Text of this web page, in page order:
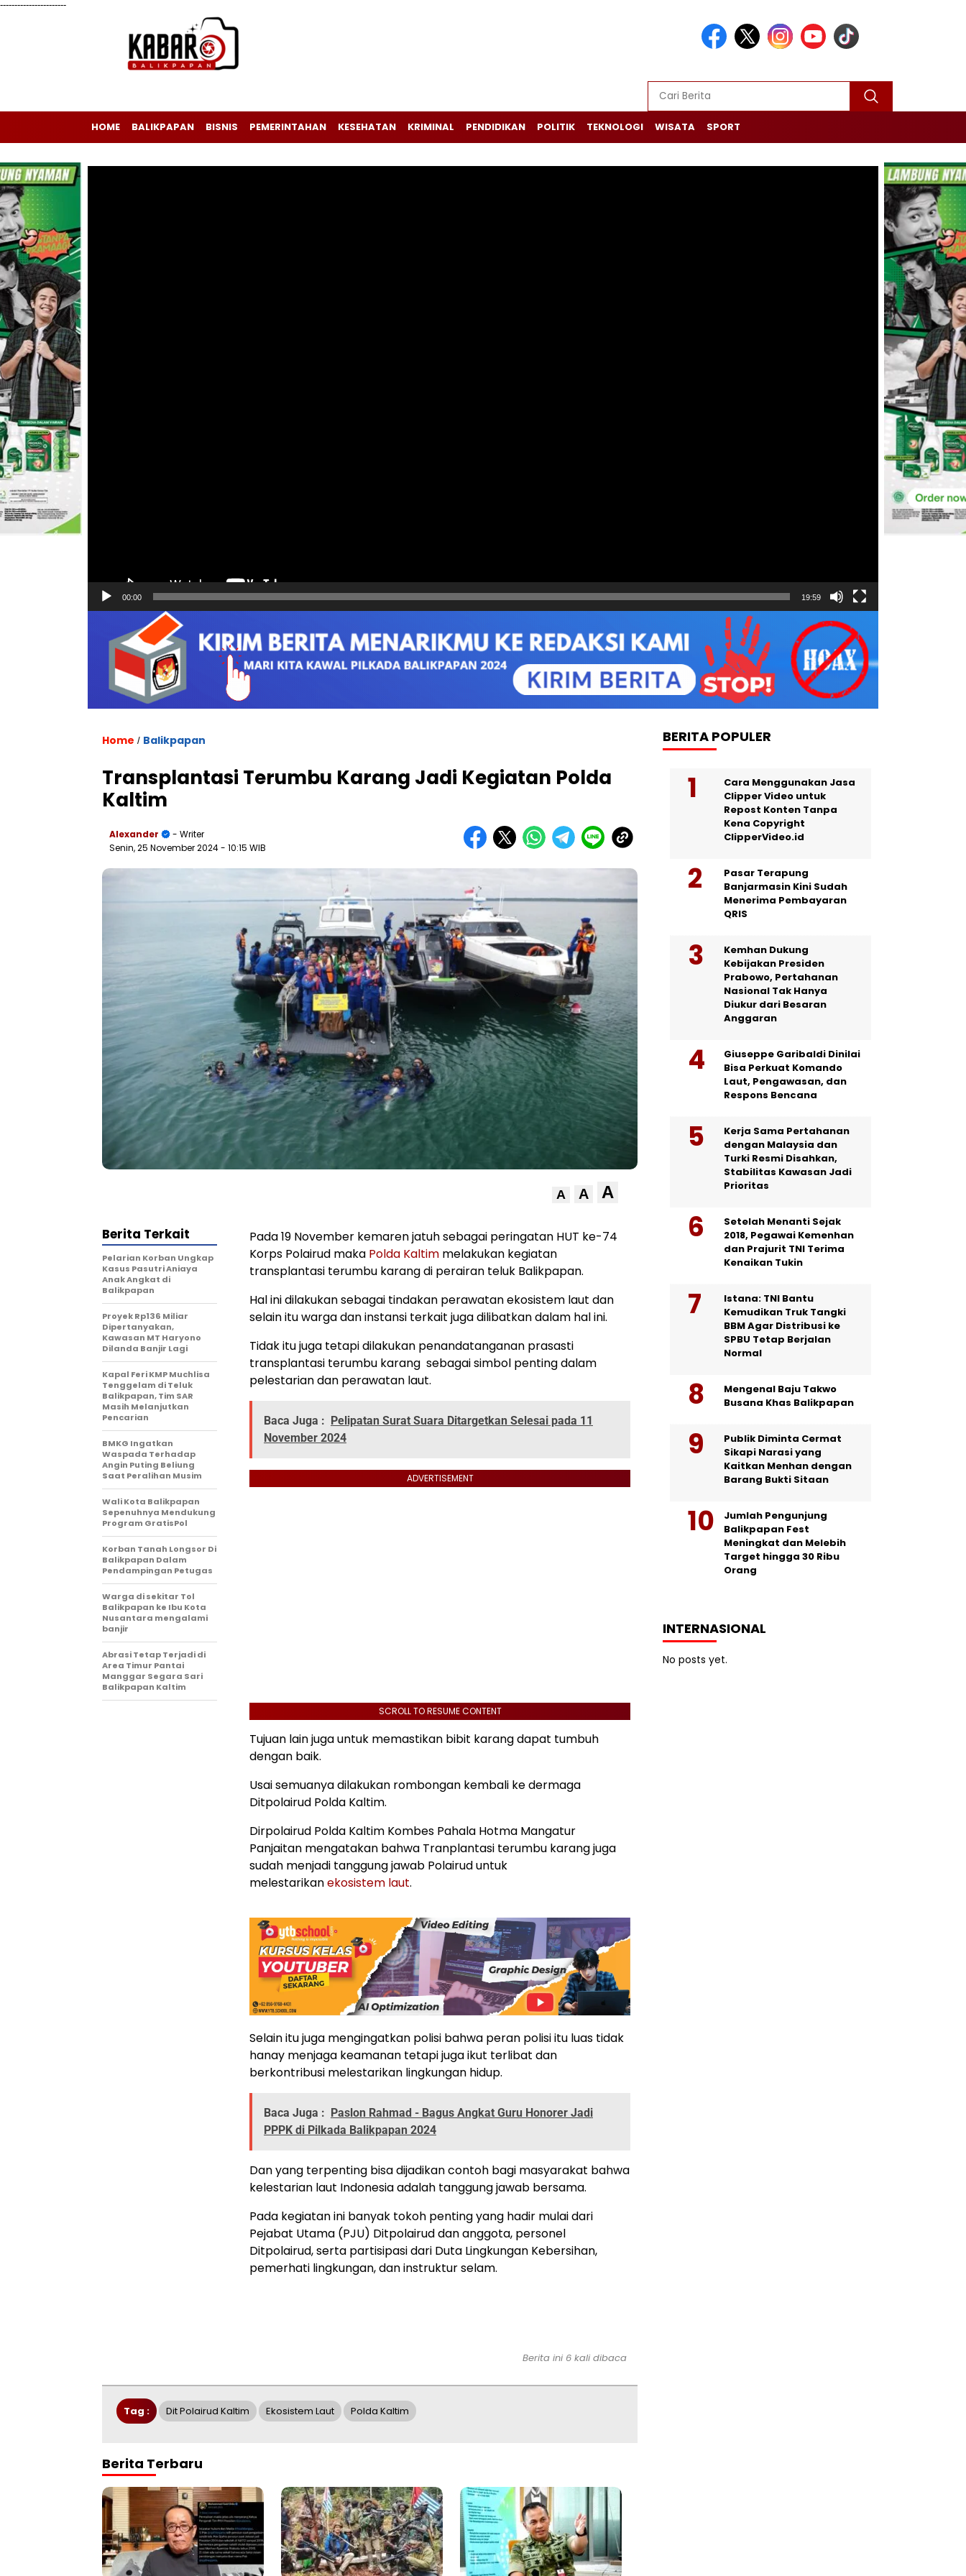
-----------------------
HOME BALIKPAPAN BISNIS PEMERINTAHAN KESEHATAN KRIMINAL PENDIDIKAN POLITIK TEKNOLOGI WISATA SPORT
00:00 19:59
Home / Balikpapan
Transplantasi Terumbu Karang Jadi Kegiatan Polda
Kaltim
Alexander
- Writer
Senin, 25 November 2024- 10:15 WIB
A A A
Pada 19 November kemaren jatuh sebagai peringatan HUT ke-74
Korps Polairud maka Polda Kaltim melakukan kegiatan
transplantasi terumbu karang di perairan teluk Balikpapan.
Hal ini dilakukan sebagai tindakan perawatan ekosistem laut dan
selain itu warga dan instansi terkait juga dilibatkan dalam hal ini.
Tidak itu juga tetapi dilakukan penandatanganan prasasti
transplantasi terumbu karang sebagai simbol penting dalam
pelestarian dan perawatan laut.
Baca Juga : Pelipatan Surat Suara Ditargetkan Selesai pada 11
November 2024
ADVERTISEMENT
SCROLL TO RESUME CONTENT
Tujuan lain juga untuk memastikan bibit karang dapat tumbuh
dengan baik.
Usai semuanya dilakukan rombongan kembali ke dermaga
Ditpolairud Polda Kaltim.
Dirpolairud Polda Kaltim Kombes Pahala Hotma Mangatur
Panjaitan mengatakan bahwa Tranplantasi terumbu karang juga
sudah menjadi tanggung jawab Polairud untuk
melestarikanekosistem laut.
Selain itu juga mengingatkan polisi bahwa peran polisi itu luas tidak
hanay menjaga keamanan tetapi juga ikut terlibat dan
berkontribusi melestarikan lingkungan hidup.
Baca Juga :
Paslon Rahmad - Bagus Angkat Guru Honorer Jadi
PPPK di Pilkada Balikpapan 2024
Dan yang terpenting bisa dijadikan contoh bagi masyarakat bahwa
kelestarian laut Indonesia adalah tanggung jawab bersama.
Pada kegiatan ini banyak tokoh penting yang hadir mulai dari
Pejabat Utama (PJU) Ditpolairud dan anggota, personel
Ditpolairud, serta partisipasi dari Duta Lingkungan Kebersihan,
pemerhati lingkungan, dan instruktur selam.
Berita Terkait
Pelarian Korban Ungkap
Kasus Pasutri Aniaya
Anak Angkat di
Balikpapan
Proyek Rp136 Miliar
Dipertanyakan,
Kawasan MT Haryono
Dilanda Banjir Lagi
Kapal Feri KMP Muchlisa
Tenggelam di Teluk
Balikpapan, Tim SAR
Masih Melanjutkan
Pencarian
BMKG Ingatkan
Waspada Terhadap
Angin Puting Beliung
Saat Peralihan Musim
Wali Kota Balikpapan
Sepenuhnya Mendukung
Program GratisPol
Korban Tanah Longsor Di
Balikpapan Dalam
Pendampingan Petugas
Warga di sekitar Tol
Balikpapan ke Ibu Kota
Nusantara mengalami
banjir
Abrasi Tetap Terjadi di
Area Timur Pantai
Manggar Segara Sari
Balikpapan Kaltim
Berita ini 6 kali dibaca
Tag : Dit Polairud Kaltim Ekosistem Laut Polda Kaltim
Berita Terbaru
BERITA POPULER
Cara Menggunakan Jasa
Clipper Video untuk
Repost Konten Tanpa
Kena Copyright
ClipperVideo.id
Pasar Terapung
Banjarmasin Kini Sudah
Menerima Pembayaran
QRIS
Kemhan Dukung
Kebijakan Presiden
Prabowo, Pertahanan
Nasional Tak Hanya
Diukur dari Besaran
Anggaran
Giuseppe Garibaldi Dinilai
Bisa Perkuat Komando
Laut, Pengawasan, dan
Respons Bencana
Kerja Sama Pertahanan
dengan Malaysia dan
Turki Resmi Disahkan,
Stabilitas Kawasan Jadi
Prioritas
Setelah Menanti Sejak
2018, Pegawai Kemenhan
dan Prajurit TNI Terima
Kenaikan Tukin
Istana: TNI Bantu
Kemudikan Truk Tangki
BBM Agar Distribusi ke
SPBU Tetap Berjalan
Normal
Mengenal Baju Takwo
Busana Khas Balikpapan
Publik Diminta Cermat
Sikapi Narasi yang
Kaitkan Menhan dengan
Barang Bukti Sitaan
Jumlah Pengunjung
Balikpapan Fest
Meningkat dan Melebih
Target hingga 30 Ribu
Orang
INTERNASIONAL
No posts yet.